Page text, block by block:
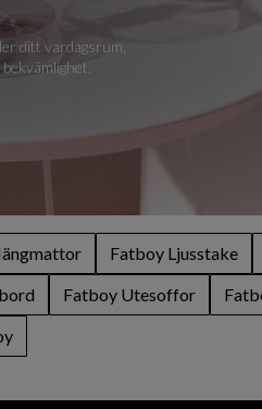
ditt vardagsrum,
Fatboy Ljusstake
Fatboy Utesoffor